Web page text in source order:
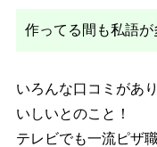
作ってる間も私語
いろんな口コミがあ
いしいとのこと！
テレビでも一流ピザ